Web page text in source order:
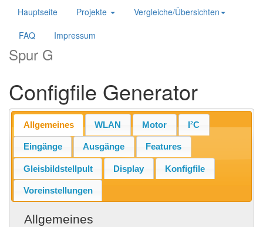
Hauptseite Projekte
Vergleiche/Übersichten
FAQ
Impressum
Spur G
Configfile Generator
Allgemeines WLAN Motor I²C
Eingänge Ausgänge Features
Gleisbildstellpult Display Konfigfile
Voreinstellungen
Allgemeines